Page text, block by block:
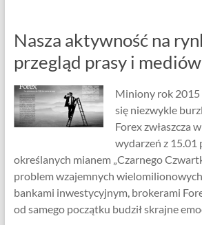
Nasza aktywność na
przegląd prasy i mediów
Miniony rok 2015
się niezwykle
Forex zwłaszcza
wydarzeń z 15.01
określanych mianem „Czarnego
problem wzajemnych
bankami inwestycyjnym, brokerami
od samego początku budził skrajne